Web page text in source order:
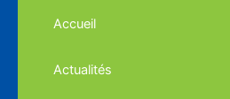
Accueil
Actualités